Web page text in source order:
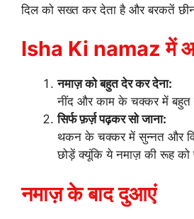
दिल को सख्त कर देता है और बरकतें
Isha Ki namaz में
नमाज़ को बहुत देर कर देना:
नींद और काम के चक्कर में बहुत
सिर्फ फ़र्ज़ पढ़कर सो जाना:
थकन के चक्कर में सुन्नत और
छोड़ें क्यूंकि ये नमाज़ की रूह को
नमाज़ के बाद दुआएं